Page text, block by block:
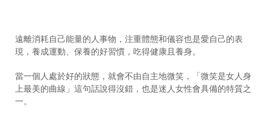
遠離消耗自己能量的人事物，注重體態和儀容也是愛自己的表
現，養成運動、保養的好習慣，吃得健康且養身。
當一個人處於好的狀態，就會不由自主地微笑，「微笑是女人身
上最美的曲線」這句話說得沒錯，也是迷人女性會具備的特質之
一。